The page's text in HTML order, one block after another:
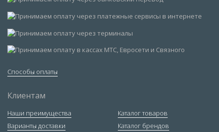
Способы оплаты
Клиентам
Наши преимущества
Варианты доставки
Каталог товаров
Каталог брендов